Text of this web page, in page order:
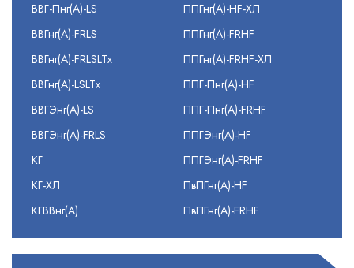
ВВГ-Пнг(А)-LS
ВВГнг(А)-FRLS
ВВГнг(А)-FRLSLTx
ВВГнг(А)-LSLTx
ВВГЭнг(А)-LS
ВВГЭнг(А)-FRLS
КГ
КГ-ХЛ
КГВВнг(А)
ППГнг(А)-HF-ХЛ
ППГнг(А)-FRHF
ППГнг(А)-FRHF-ХЛ
ППГ-Пнг(А)-HF
ППГ-Пнг(А)-FRHF
ППГЭнг(А)-HF
ППГЭнг(А)-FRHF
ПвПГнг(А)-HF
ПвПГнг(А)-FRHF